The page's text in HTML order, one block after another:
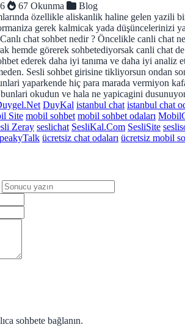
67 Okunma
Blog
özellikle aliskanlik haline gelen yazili
gerek kalmicak yada düşüncelerinizi
chat sohbet nedir ? Öncelikle canli
hemde görerek sohbetediyorsak canli chat
ederek daha iyi tanıma ve daha iyi
Sesli sohbet girisine tikliyorsun ondan
yaparkende hiç para marada vermiyon
okudun ve hala ne yapicagini
DuyKal istanbul chat istanbul chat
Site mobil sohbet mobil sohbet odaları
Zeray seslichat SesliKal.Com SesliSite
ücretsiz chat odaları ücretsiz mobil
sohbete bağlanın.